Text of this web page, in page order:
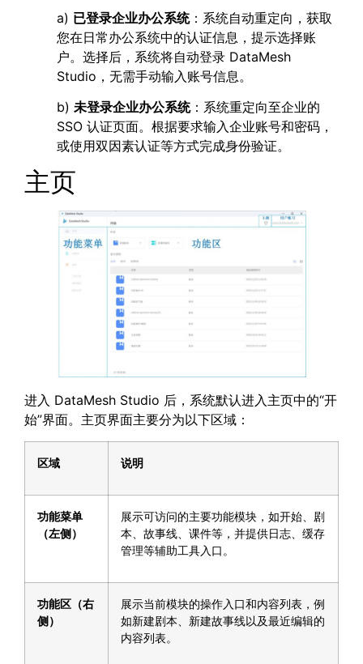
a) 已登录企业办公系统：系统自动重定向，获取
您在日常办公系统中的认证信息，提示选择账
户。选择后，系统将自动登录 DataMesh
Studio，无需手动输入账号信息。
b) 未登录企业办公系统：系统重定向至企业的
SSO 认证页面。根据要求输入企业账号和密码，
或使用双因素认证等方式完成身份验证。
主页
进入 DataMesh Studio 后，系统默认进入主页中的“开
始”界面。主页界面主要分为以下区域：
区域 说明
功能菜单
（左侧）
展示可访问的主要功能模块，如开始、剧
本、故事线、课件等，并提供日志、缓存
管理等辅助工具入口。
功能区（右
侧）
展示当前模块的操作入口和内容列表，例
如新建剧本、新建故事线以及最近编辑的
内容列表。